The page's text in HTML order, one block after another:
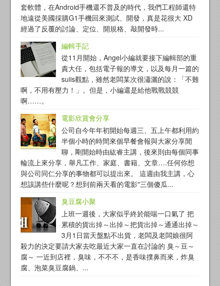
套軟體，在Android手機還不普及的時代，我們工程師還特
地遠從美國採購G1手機回來測試、開發，真是花很大 XD
經過了反覆的討論、定位、開規格、敲開發時...
編輯手記
從11月開始，Angel小編就要接下編輯部的重
責大任，包括電子報的導文，以及每月一篇的
suiis觀點，雖然老闆某次很瀟灑的說：「不難
啊，不用有壓力！」。但是，小編還是給他戰戰競競
啊……。
電影欣賞會分享
公司自今年年初開始每週三、五上午都利用約
半個小時的時間來個早餐會報與大家分享閒
聊，剛開始時由紘睿主講，後來則由每個同事
輪流上來分享，舉凡工作、家庭、書籍、文章….任何你想
與公司同仁分享的事物都可以提出來。 這週由我主講，心
想該講些什麼呢？想到前兩天看的電影"三個傻瓜...
臭豆腐小聚
上班一週後，大家似乎終於能喘一口氣了 把
累積的貨出掉～出掉～把貨出掉～通通出掉～
3月1日當天盤點不出貨，老闆及老闆娘很阿
殺力的決定要請大家去吃最近大家一直在討論的 臭～豆～
腐～ 一近到店裡，臭味，不不不，是香味撲鼻而來，炸臭
腐、泡菜臭豆腐鍋、...